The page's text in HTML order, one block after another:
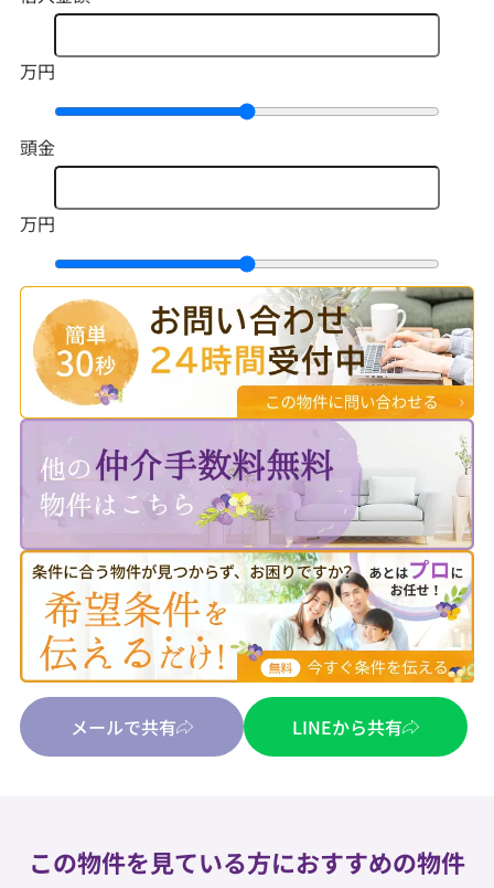
万円
頭金
万円
メールで共有 LINEから共有
この物件を見ている方におすすめの物件